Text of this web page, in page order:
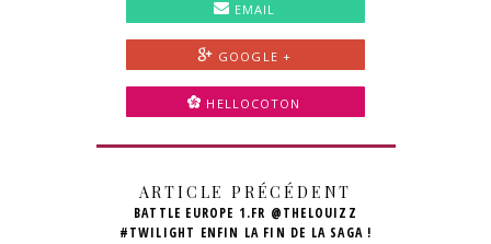
EMAIL
GOOGLE +
HELLOCOTON
ARTICLE PRÉCÉDENT
BATTLE EUROPE 1.FR @THELOUIZZ
#TWILIGHT ENFIN LA FIN DE LA SAGA !